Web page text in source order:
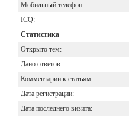
Мобильный телефон:
ICQ:
Статистика
Открыто тем:
Дано ответов:
Комментарии к статьям:
Дата регистрации:
Дата последнего визита: